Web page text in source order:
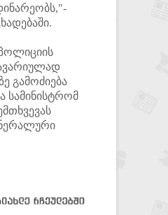
გამოძიება
სამინისტრომ